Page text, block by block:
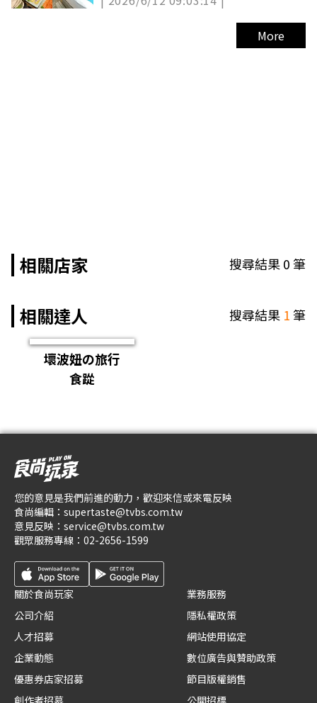
More
相關店家 搜尋結果0筆
相關達人 搜尋結果 1筆
壞波妞の旅行
食踨
您的意見是我們前進的動力，歡迎來信或來電反映
食尚編輯： supertaste@tvbs.com.tw
意見反映： service@tvbs.com.tw
觀眾服務專線： 02-2656-1599
關於食尚玩家
公司介紹
人才招募
企業動態
優惠券店家招募
創作者招募
業務服務
隱私權政策
網站使用協定
數位廣告與贊助政策
節目版權銷售
公開招標